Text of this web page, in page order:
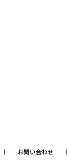
お問い合わせ